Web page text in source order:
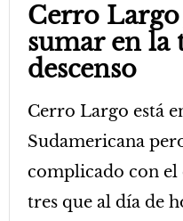
Cerro
sumar en la
descenso
Cerro Largo está
Sudamericana
complicado con el
tres que al día de